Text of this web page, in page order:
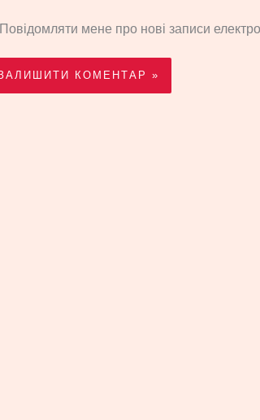
Повідомляти мене про нові записи